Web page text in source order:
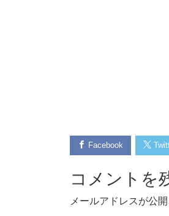
Facebook
コメントを
メールアドレスが公